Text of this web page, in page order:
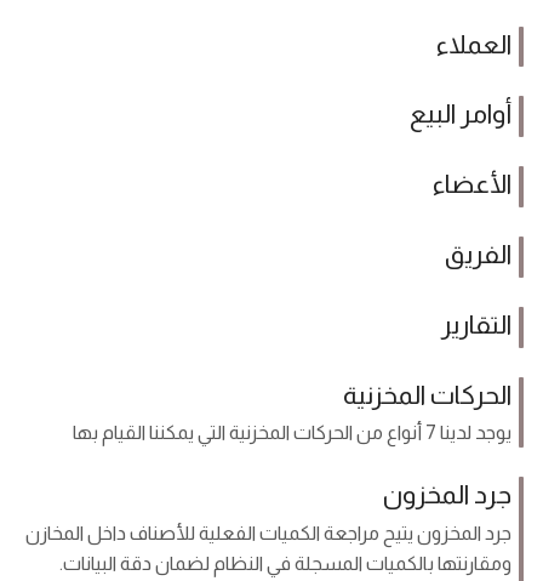
العملاء
أوامر البيع
الأعضاء
الفريق
التقارير
الحركات المخزنية
يوجد لدينا 7 أنواع من الحركات المخزنية التي يمكننا القيام بها
جرد المخزون
جرد المخزون يتيح مراجعة الكميات الفعلية للأصناف داخل المخازن
ومقارنتها بالكميات المسجلة في النظام لضمان دقة البيانات.